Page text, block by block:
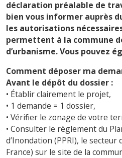
déclaration préalable de
bien vous informer auprès
les autorisations
permettent à la commune
d’urbanisme. Vous pouvez
Comment déposer ma
Avant le dépôt du dossier :
• Établir clairement le projet,
• 1 demande = 1 dossier,
• Vérifier le zonage de votre
• Consulter le règlement du
d’Inondation (PPRI), le
France) sur le site de la